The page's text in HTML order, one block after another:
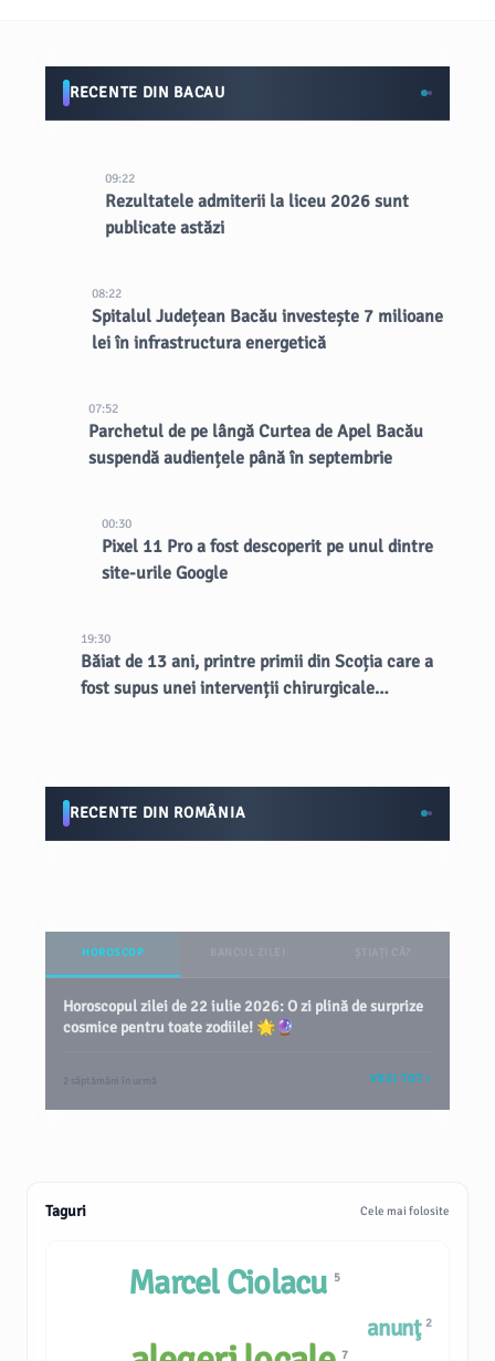
RECENTE DIN BACAU
09:22
Rezultatele admiterii la liceu 2026 sunt
publicate astăzi
08:22
Spitalul Județean Bacău investește 7 milioane
lei în infrastructura energetică
07:52
Parchetul de pe lângă Curtea de Apel Bacău
suspendă audiențele până în septembrie
00:30
Pixel 11 Pro a fost descoperit pe unul dintre
site-urile Google
19:30
Băiat de 13 ani, printre primii din Scoția care a
fost supus unei intervenții chirurgicale
RECENTE DIN ROMÂNIA
HOROSCOP
Horoscopul zilei de 22 iulie 2026: O zi plină de surprize
cosmice pentru toate zodiile! 🌟🔮
2 săptămâni în urmă VEZI TOT
Taguri Cele mai folosite
anunţ 2
7
Marcel Ciolacu 5